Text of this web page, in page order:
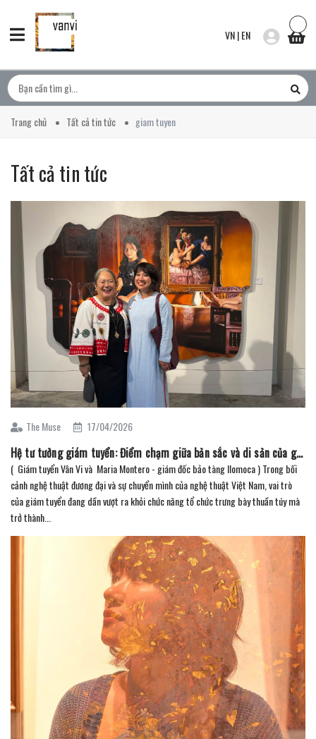
VN|EN
Trang chủ Tất cả tin tức giam tuyen
Tất cả tin tức
The Muse 17/04/2026
Hệ tư tưởng giám tuyển: Điểm chạm giữa bản sắc và di sản của giám tuyển Vân Vi
( Giám tuyển Vân Vi và Maria Montero - giám đốc bảo tàng Ilomoca ) Trong bối
cảnh nghệ thuật đương đại và sự chuyển mình của nghệ thuật Việt Nam, vai trò
của giám tuyển đang dần vượt ra khỏi chức năng tổ chức trưng bày thuần túy mà
trở thành...